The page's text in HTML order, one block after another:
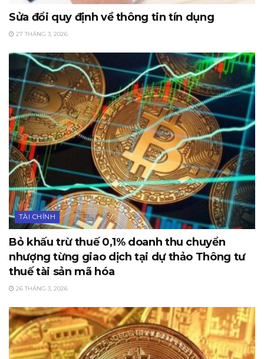
Sửa đổi quy định về thông tin tín dụng
27 THÁNG 3, 2026
TÀI CHÍNH
Bỏ khấu trừ thuế 0,1% doanh thu chuyển
nhượng từng giao dịch tại dự thảo Thông tư
thuế tài sản mã hóa
26 THÁNG 3, 2026